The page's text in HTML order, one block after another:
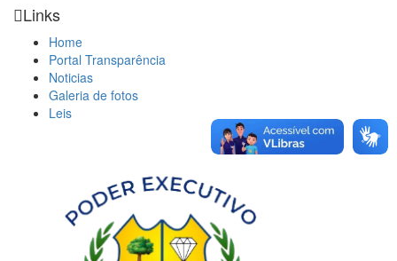
Links
Home
Portal Transparência
Noticias
Galeria de fotos
Leis